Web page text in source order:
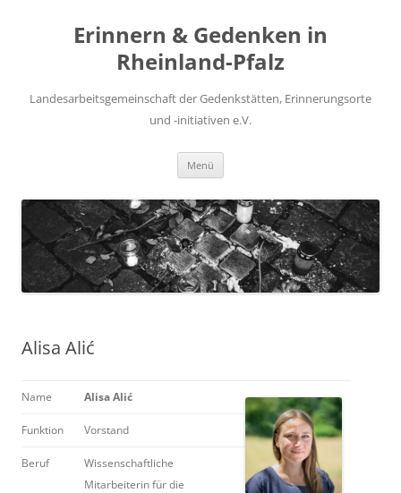
Erinnern & Gedenken in
Rheinland-Pfalz
Landesarbeitsgemeinschaft der Gedenkstätten, Erinnerungsorte
und -initiativen e.V.
Menü
Alisa Alić
Name Alisa Alić
Funktion Vorstand
Beruf
Wissenschaftliche
Mitarbeiterin für die